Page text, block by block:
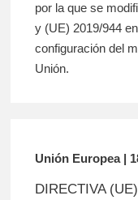
por la que se
y (UE) 2019/944
configuración del
Unión.
Unión Europea |
DIRECTIVA